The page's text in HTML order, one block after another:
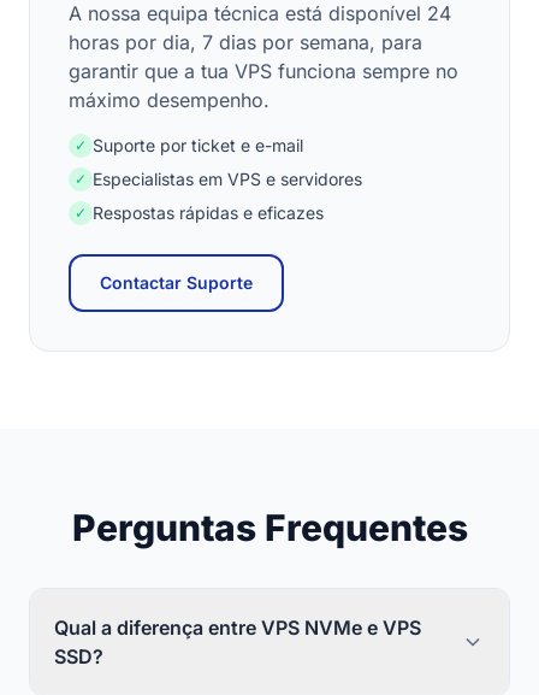
A nossa equipa técnica está disponível 24
horas por dia, 7 dias por semana, para
garantir que a tua VPS funciona sempre no
máximo desempenho.
✓ Suporte por ticket e e-mail
✓ Especialistas em VPS e servidores
✓ Respostas rápidas e eficazes
Contactar Suporte
Perguntas Frequentes
Qual a diferença entre VPS NVMe e VPS
SSD?